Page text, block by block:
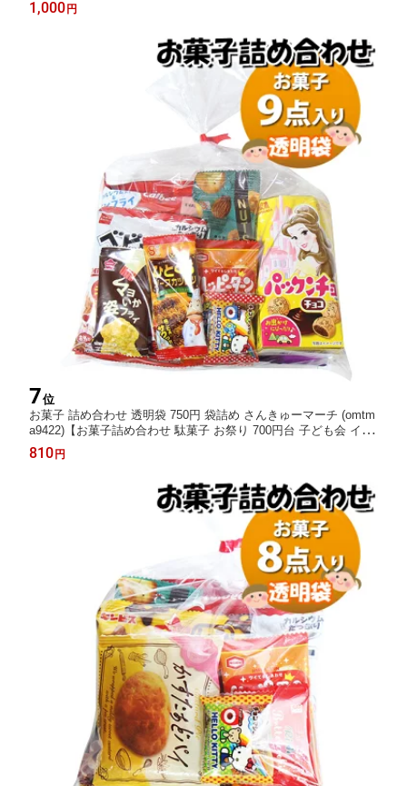
品 プレゼント
1,000 円
7位
お菓子 詰め合わせ 透明袋 750円 袋詰め さんきゅーマーチ (omtm
a9422)【お菓子詰め合わせ 駄菓子 お祭り 700円台 子ども会 イベ
ント 問屋 販促 縁日 子供会 こども会 個包装 業務用 大量 バラま
き スナック 旅行 まとめ買い 詰合せ 景品 ばらまき お菓子セッ
810 円